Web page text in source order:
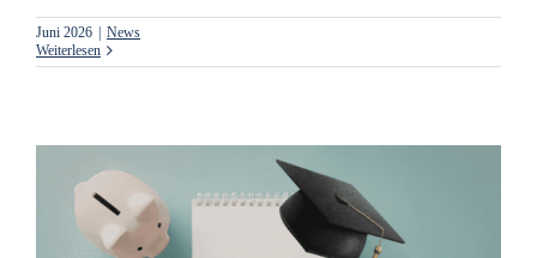
Juni 2026
News
Weiterlesen